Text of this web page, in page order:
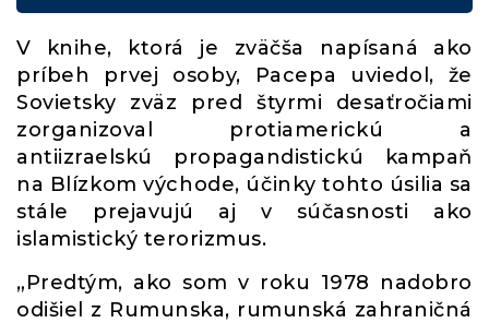
V knihe, ktorá je zväčša napísaná ako
príbeh prvej osoby, Pacepa uviedol, že
Sovietsky zväz pred štyrmi desaťročiami
zorganizoval protiamerickú a
antiizraelskú propagandistickú kampaň
na Blízkom východe, účinky tohto úsilia sa
stále prejavujú aj v súčasnosti ako
islamistický terorizmus.
„Predtým, ako som v roku 1978 nadobro
odišiel z Rumunska, rumunská zahraničná